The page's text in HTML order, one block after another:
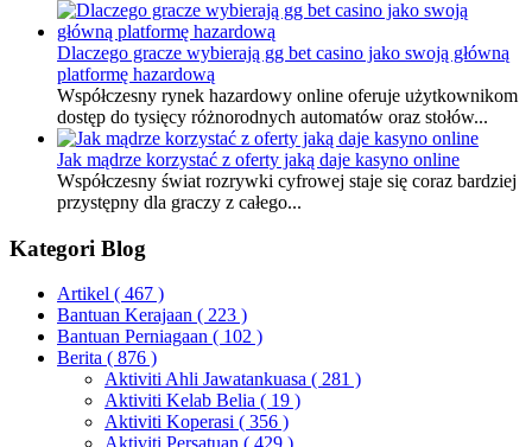
Dlaczego gracze wybierają gg bet casino jako swoją główną
platformę hazardową
Współczesny rynek hazardowy online oferuje użytkownikom
dostęp do tysięcy różnorodnych automatów oraz stołów...
Jak mądrze korzystać z oferty jaką daje kasyno online
Współczesny świat rozrywki cyfrowej staje się coraz bardziej
przystępny dla graczy z całego...
Kategori Blog
Artikel ( 467 )
Bantuan Kerajaan ( 223 )
Bantuan Perniagaan ( 102 )
Berita ( 876 )
Aktiviti Ahli Jawatankuasa ( 281 )
Aktiviti Kelab Belia ( 19 )
Aktiviti Koperasi ( 356 )